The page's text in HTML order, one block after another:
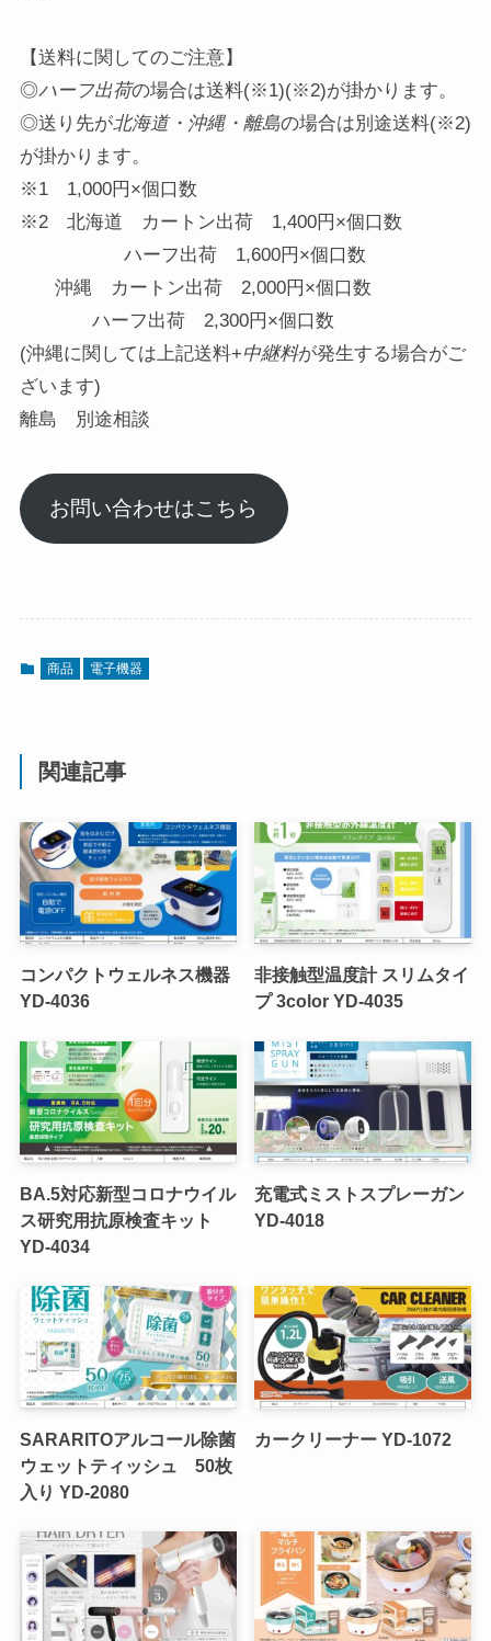
【送料に関してのご注意】
◎ハーフ出荷の場合は送料(※1)(※2)が掛かります。
◎送り先が北海道・沖縄・離島の場合は別途送料(※2)
が掛かります。
※1 1,000円×個口数
※2 北海道 カートン出荷 1,400円×個口数
ハーフ出荷 1,600円×個口数
沖縄 カートン出荷 2,000円×個口数
ハーフ出荷 2,300円×個口数
(沖縄に関しては上記送料+中継料が発生する場合がご
ざいます)
離島 別途相談
お問い合わせはこちら
商品 電子機器
関連記事
コンパクトウェルネス機器
YD-4036
非接触型温度計 スリムタイ
プ 3color YD-4035
BA.5対応新型コロナウイル
ス研究用抗原検査キット
YD-4034
充電式ミストスプレーガン
YD-4018
SARARITOアルコール除菌
ウェットティッシュ 50枚
入り YD-2080
カークリーナー YD-1072